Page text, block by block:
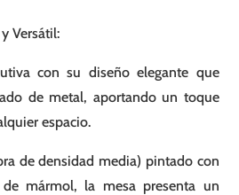
Versátil:
con su diseño elegante que
de metal, aportando un toque
espacio.
de densidad media) pintado con
mármol, la mesa presenta un